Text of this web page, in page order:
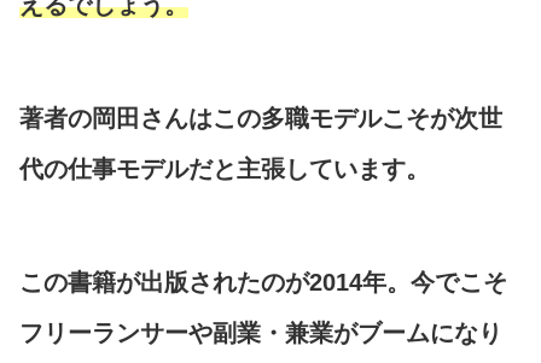
著者の岡田さんはこの多職モデルこそが次世
代の仕事モデルだと主張しています。
この書籍が出版されたのが2014年。今でこそ
フリーランサーや副業・兼業がブームになり